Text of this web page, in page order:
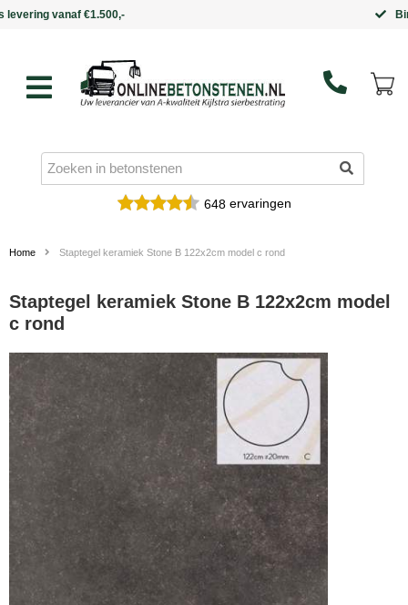
648ervaringen
Home Staptegel keramiek Stone B 122x2cm model c rond
Staptegel keramiek Stone B 122x2cm model
c rond